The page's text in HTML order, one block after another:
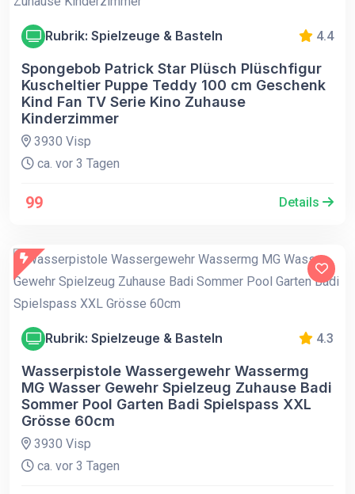
Rubrik: Spielzeuge & Basteln 4.4
Spongebob Patrick Star Plüsch Plüschfigur
Kuscheltier Puppe Teddy 100 cm Geschenk
Kind Fan TV Serie Kino Zuhause
Kinderzimmer
3930 Visp
ca. vor 3 Tagen
99 Details
Rubrik: Spielzeuge & Basteln 4.3
Wasserpistole Wassergewehr Wassermg
MG Wasser Gewehr Spielzeug Zuhause Badi
Sommer Pool Garten Badi Spielspass XXL
Grösse 60cm
3930 Visp
ca. vor 3 Tagen